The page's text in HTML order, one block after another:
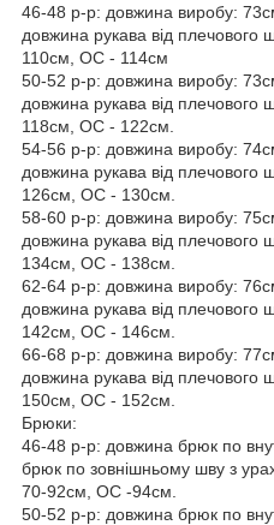
46-48 р-р: довжина виробу:
довжина рукава від
110см, OC - 114см
50-52 р-р: довжина виробу:
довжина рукава від
118см, OC - 122см.
54-56 р-р: довжина виробу:
довжина рукава від
126см, OC - 130см.
58-60 р-р: довжина виробу:
довжина рукава від
134см, OC - 138см.
62-64 р-р: довжина виробу:
довжина рукава від
142см, OC - 146см.
66-68 р-р: довжина виробу:
довжина рукава від
150см, OC - 152см.
Брюки:
46-48 р-р: довжина брюк по
брюк по зовнішньому шву з
70-92см, OC -94см.
50-52 р-р: довжина брюк по